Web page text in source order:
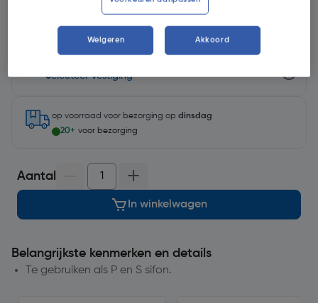
Selecteer winkel - Bekijk voorraadniveaus en haal binnen 10
Selecteer vestiging
op voorraad voor bezorging op dinsdag
20+ voor bezorging
Aantal
In winkelwagen
Belangrijkste kenmerken en details
Te gebruiken als P en S sifon.
Weigeren Akkoord